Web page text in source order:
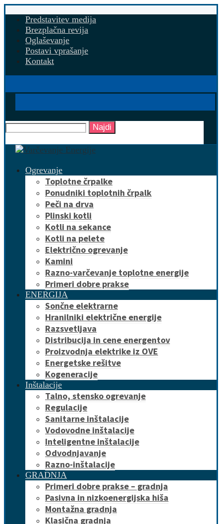
Predstavitev medija
Brezplačna revija
Oglaševanje
Postavi vprašanje
Kontakt
Najdi
Ogrevanje
Toplotne črpalke
Ponudniki toplotnih črpalk
Peči na drva
Plinski kotli
Kotli na sekance
Kotli na pelete
Električno ogrevanje
Kamini
Razno-varčevanje toplotne energije
Primeri dobre prakse
ENERGIJA
Sončne elektrarne
Hranilniki električne energije
Razsvetljava
Distribucija in cene energentov
Proizvodnja elektrike iz OVE
Energetske rešitve
Kogeneracije
Inštalacije
Talno, stensko ogrevanje
Regulacije
Sanitarne inštalacije
Vodovodne inštalacije
Inteligentne inštalacije
Odvodnjavanje
Razno-inštalacije
GRADNJA
Primeri dobre prakse – gradnja
Pasivna in nizkoenergijska hiša
Montažna gradnja
Klasična gradnja